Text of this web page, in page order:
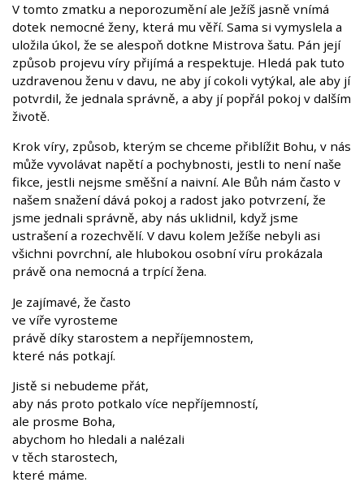
V tomto zmatku a neporozumění ale Ježíš jasně vnímá
dotek nemocné ženy, která mu věří. Sama si vymyslela a
uložila úkol, že se alespoň dotkne Mistrova šatu. Pán její
způsob projevu víry přijímá a respektuje. Hledá pak tuto
uzdravenou ženu v davu, ne aby jí cokoli vytýkal, ale aby jí
potvrdil, že jednala správně, a aby jí popřál pokoj v dalším
životě.
Krok víry, způsob, kterým se chceme přiblížit Bohu, v nás
může vyvolávat napětí a pochybnosti, jestli to není naše
fikce, jestli nejsme směšní a naivní. Ale Bůh nám často v
našem snažení dává pokoj a radost jako potvrzení, že
jsme jednali správně, aby nás uklidnil, když jsme
ustrašení a rozechvělí. V davu kolem Ježíše nebyli asi
všichni povrchní, ale hlubokou osobní víru prokázala
právě ona nemocná a trpící žena.
Je zajímavé, že často
ve víře vyrosteme
právě díky starostem a nepříjemnostem,
které nás potkají.
Jistě si nebudeme přát,
aby nás proto potkalo více nepříjemností,
ale prosme Boha,
abychom ho hledali a nalézali
v těch starostech,
které máme.